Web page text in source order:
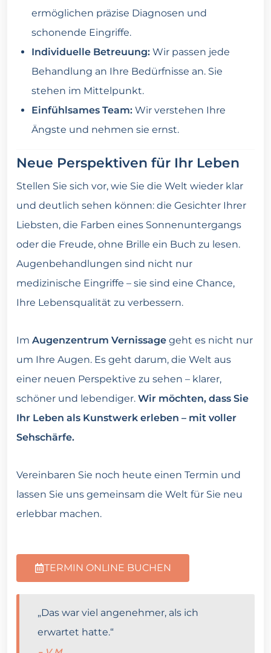
ermöglichen präzise Diagnosen und
schonende Eingriffe.
Individuelle Betreuung: Wir passen jede
Behandlung an Ihre Bedürfnisse an. Sie
stehen im Mittelpunkt.
Einfühlsames Team: Wir verstehen Ihre
Ängste und nehmen sie ernst.
Neue Perspektiven für Ihr Leben
Stellen Sie sich vor, wie Sie die Welt wieder klar
und deutlich sehen können: die Gesichter Ihrer
Liebsten, die Farben eines Sonnenuntergangs
oder die Freude, ohne Brille ein Buch zu lesen.
Augenbehandlungen sind nicht nur
medizinische Eingriffe – sie sind eine Chance,
Ihre Lebensqualität zu verbessern.
Im Augenzentrum Vernissage geht es nicht nur
um Ihre Augen. Es geht darum, die Welt aus
einer neuen Perspektive zu sehen – klarer,
schöner und lebendiger. Wir möchten, dass Sie
Ihr Leben als Kunstwerk erleben – mit voller
Sehschärfe.
Vereinbaren Sie noch heute einen Termin und
lassen Sie uns gemeinsam die Welt für Sie neu
erlebbar machen.
TERMIN ONLINE BUCHEN
„Das war viel angenehmer, als ich
erwartet hatte.“